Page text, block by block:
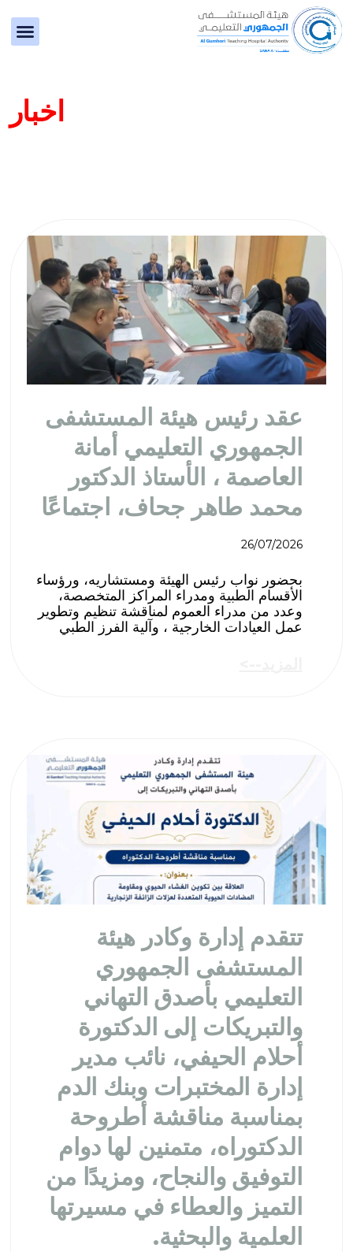
اخبار
عقد رئيس هيئة المستشفى
الجمهوري التعليمي أمانة
العاصمة ، الأستاذ الدكتور
محمد طاهر جحاف، اجتماعًا
26/07/2026
بحضور نواب رئيس الهيئة ومستشاريه، ورؤساء
الأقسام الطبية ومدراء المراكز المتخصصة،
وعدد من مدراء العموم لمناقشة تنظيم وتطوير
عمل العيادات الخارجية ، وآلية الفرز الطبي
تتقدم إدارة وكادر هيئة
المستشفى الجمهوري
التعليمي بأصدق التهاني
والتبريكات إلى الدكتورة
أحلام الحيفي، نائب مدير
إدارة المختبرات وبنك الدم
بمناسبة مناقشة أطروحة
الدكتوراه، متمنين لها دوام
التوفيق والنجاح، ومزيدًا من
التميز والعطاء في مسيرتها
العلمية والبحثية.